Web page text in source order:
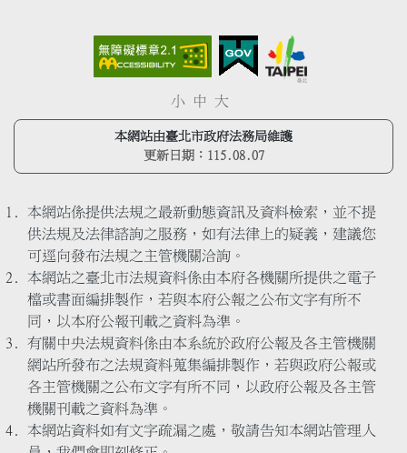
小 中 大
本網站由臺北市政府法務局維護
更新日期： 115.08.07
本網站係提供法規之最新動態資訊及資料檢索，並不提
供法規及法律諮詢之服務，如有法律上的疑義，建議您
可逕向發布法規之主管機關洽詢。
本網站之臺北市法規資料係由本府各機關所提供之電子
檔或書面編排製作，若與本府公報之公布文字有所不
同，以本府公報刊載之資料為準。
有關中央法規資料係由本系統於政府公報及各主管機關
網站所發布之法規資料蒐集編排製作，若與政府公報或
各主管機關之公布文字有所不同，以政府公報及各主管
機關刊載之資料為準。
本網站資料如有文字疏漏之處，敬請告知本網站管理人